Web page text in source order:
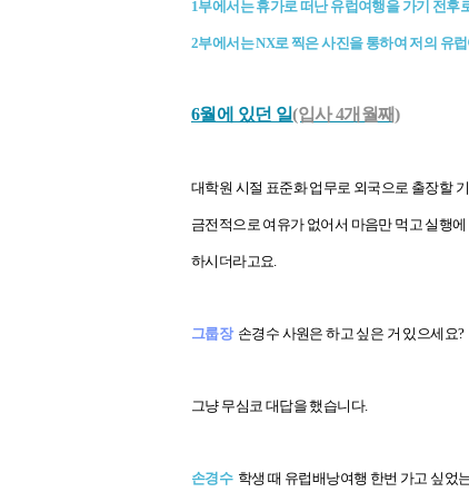
1부에서는 휴가로 떠난 유럽여행을 가기 전후
2부에서는 NX로 찍은 사진을 통하여 저의 유
6월에 있던 일(입사 4개월째)
대학원 시절 표준화 업무로 외국으로 출장할
금전적으로 여유가 없어서 마음만 먹고 실행
하시더라고요.
그룹장 손경수 사원은 하고 싶은 거 있으세요?
그냥 무심코 대답을 했습니다.
손경수 학생 때 유럽배낭여행 한번 가고 싶었